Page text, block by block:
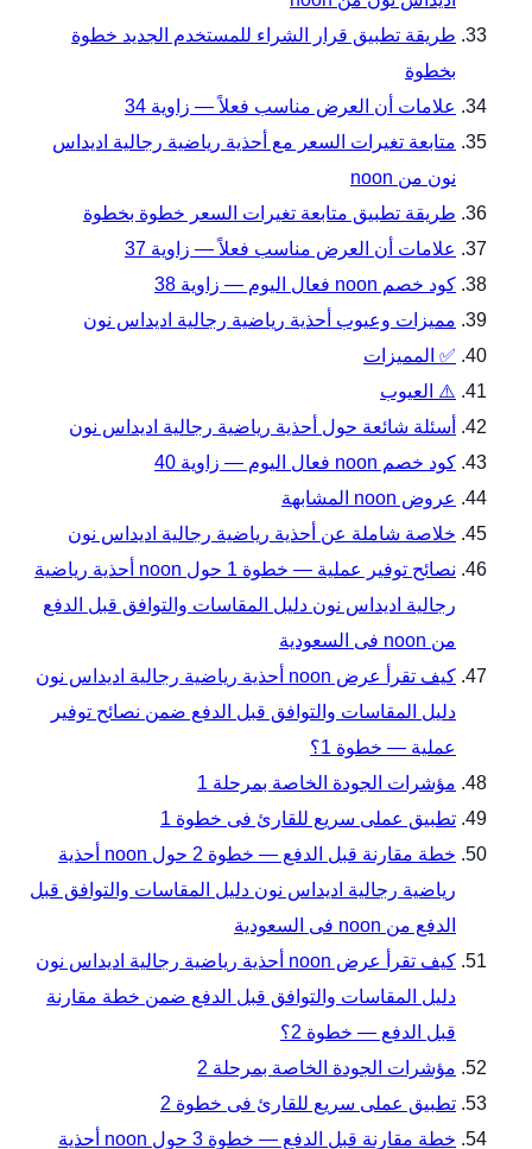
طريقة تطبيق قرار الشراء للمستخدم الجديد خطوة
بخطوة
علامات أن العرض مناسب فعلاً — زاوية 34
متابعة تغيرات السعر مع أحذية رياضية رجالية اديداس
نون من noon
طريقة تطبيق متابعة تغيرات السعر خطوة بخطوة
علامات أن العرض مناسب فعلاً — زاوية 37
كود خصم noon فعال اليوم — زاوية 38
مميزات وعيوب أحذية رياضية رجالية اديداس نون
✅ المميزات
⚠️ العيوب
أسئلة شائعة حول أحذية رياضية رجالية اديداس نون
كود خصم noon فعال اليوم — زاوية 40
عروض noon المشابهة
خلاصة شاملة عن أحذية رياضية رجالية اديداس نون
نصائح توفير عملية — خطوة 1 حول noon أحذية رياضية
رجالية اديداس نون دليل المقاسات والتوافق قبل الدفع
من noon فى السعودية
كيف تقرأ عرض noon أحذية رياضية رجالية اديداس نون
دليل المقاسات والتوافق قبل الدفع ضمن نصائح توفير
عملية — خطوة 1؟
مؤشرات الجودة الخاصة بمرحلة 1
تطبيق عملى سريع للقارئ فى خطوة 1
خطة مقارنة قبل الدفع — خطوة 2 حول noon أحذية
رياضية رجالية اديداس نون دليل المقاسات والتوافق قبل
الدفع من noon فى السعودية
كيف تقرأ عرض noon أحذية رياضية رجالية اديداس نون
دليل المقاسات والتوافق قبل الدفع ضمن خطة مقارنة
قبل الدفع — خطوة 2؟
مؤشرات الجودة الخاصة بمرحلة 2
تطبيق عملى سريع للقارئ فى خطوة 2
خطة مقارنة قبل الدفع — خطوة 3 حول noon أحذية